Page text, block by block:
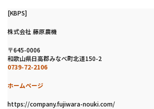
[KBPS]
株式会社 藤原農機
〒645-0006
和歌山県日高郡みなべ町北道150-2
0739-72-2106
ホームページ
https://company.fujiwara-nouki.com/